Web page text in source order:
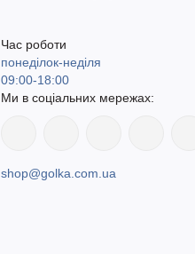
Час роботи
понеділок-неділя
09:00-18:00
Ми в соціальних мережах:
shop@golka.com.ua